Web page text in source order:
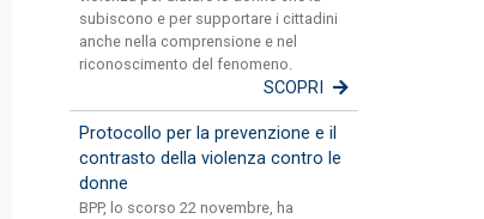
subiscono e per supportare i cittadini
anche nella comprensione e nel
riconoscimento del fenomeno.
SCOPRI
Protocollo per la prevenzione e il
contrasto della violenza contro le
donne
BPP, lo scorso 22 novembre, ha